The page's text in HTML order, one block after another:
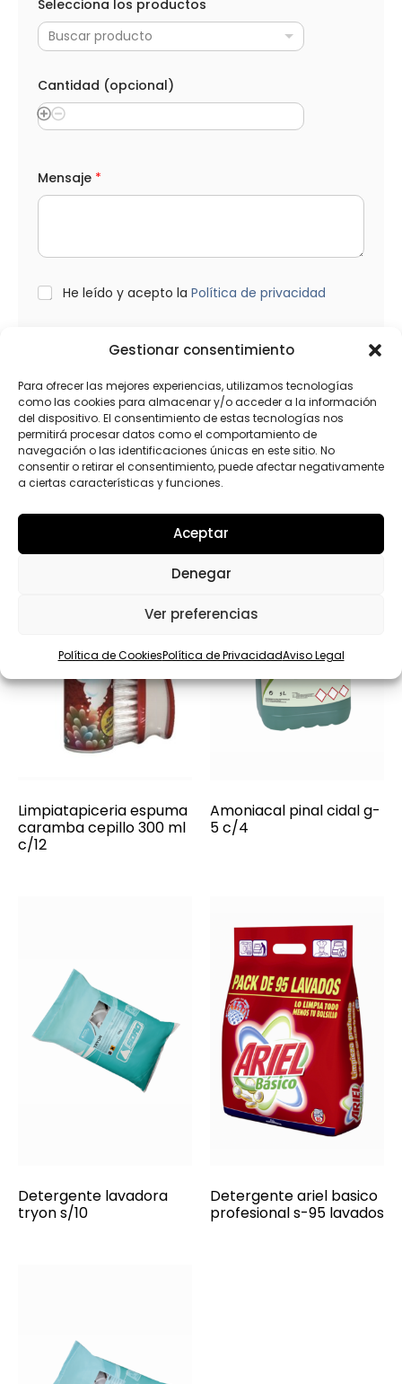
Gestionar consentimiento
Para ofrecer las mejores experiencias, utilizamos tecnologías
como las cookies para almacenar y/o acceder a la información
del dispositivo. El consentimiento de estas tecnologías nos
permitirá procesar datos como el comportamiento de
navegación o las identificaciones únicas en este sitio. No
consentir o retirar el consentimiento, puede afectar negativamente
a ciertas características y funciones.
Aceptar
Denegar
Ver preferencias
Política de CookiesPolítica de PrivacidadAviso Legal
a
d
Selecciona los productos
Buscar producto
Cantidad (opcional)
Mensaje *
L
He leído y acepto la Política de privacidad
Productos relacionados
Limpiatapiceria espuma
caramba cepillo 300 ml
c/12
Amoniacal pinal cidal g-
5 c/4
Detergente lavadora
tryon s/10
Detergente ariel basico
profesional s-95 lavados